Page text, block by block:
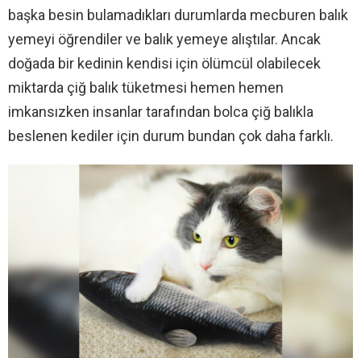
başka besin bulamadıkları durumlarda mecburen balık
yemeyi öğrendiler ve balık yemeye alıştılar. Ancak
doğada bir kedinin kendisi için ölümcül olabilecek
miktarda çiğ balık tüketmesi hemen hemen
imkansızken insanlar tarafından bolca çiğ balıkla
beslenen kediler için durum bundan çok daha farklı.